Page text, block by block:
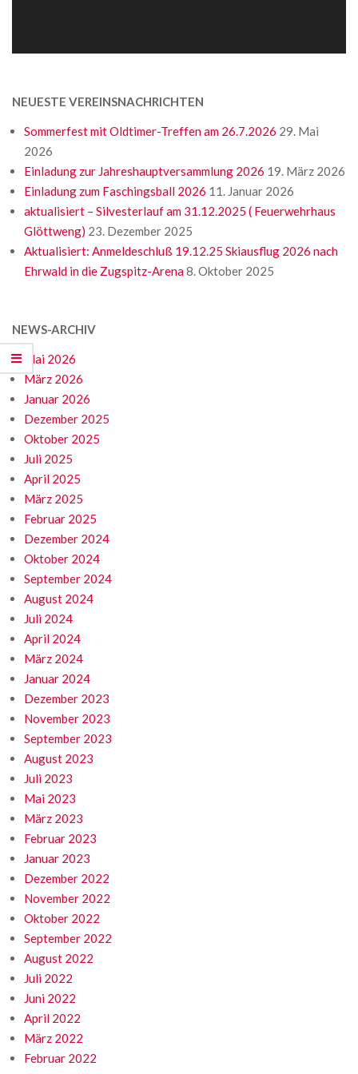
NEUESTE VEREINSNACHRICHTEN
Sommerfest mit Oldtimer-Treffen am 26.7.2026 29. Mai
2026
Einladung zur Jahreshauptversammlung 2026 19. März 2026
Einladung zum Faschingsball 2026 11. Januar 2026
aktualisiert – Silvesterlauf am 31.12.2025 ( Feuerwehrhaus
Glöttweng) 23. Dezember 2025
Aktualisiert: Anmeldeschluß 19.12.25 Skiausflug 2026 nach
Ehrwald in die Zugspitz-Arena8. Oktober 2025
NEWS-ARCHIV
Mai 2026
März 2026
Januar 2026
Dezember 2025
Oktober 2025
Juli 2025
April 2025
März 2025
Februar 2025
Dezember 2024
Oktober 2024
September 2024
August 2024
Juli 2024
April 2024
März 2024
Januar 2024
Dezember 2023
November 2023
September 2023
August 2023
Juli 2023
Mai 2023
März 2023
Februar 2023
Januar 2023
Dezember 2022
November 2022
Oktober 2022
September 2022
August 2022
Juli 2022
Juni 2022
April 2022
März 2022
Februar 2022